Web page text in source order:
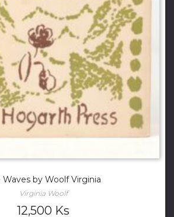
Waves by Woolf Virginia
Virginia Woolf
12,500 Ks